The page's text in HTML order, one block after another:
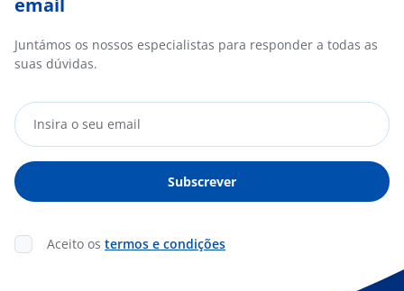
email
Juntámos os nossos especialistas para responder a todas as
suas dúvidas.
Aceito os termos e condições